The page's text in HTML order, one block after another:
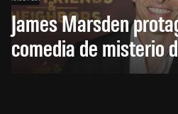
James Marsden
comedia de misterio